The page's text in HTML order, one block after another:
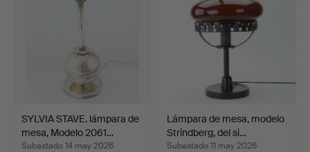
SYLVIA STAVE. lámpara de
mesa, Modelo 2061…
Subastado 14 may 2026
Lámpara de mesa, modelo
Strindberg, del si…
Subastado 11 may 2026